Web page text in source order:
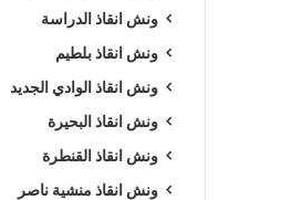
ونش انقاذ الدراسة
ونش انقاذ بلطيم
ونش انقاذ الوادي الجديد
ونش انقاذ البحيرة
ونش انقاذ القنطرة
ونش انقاذ منشية ناصر